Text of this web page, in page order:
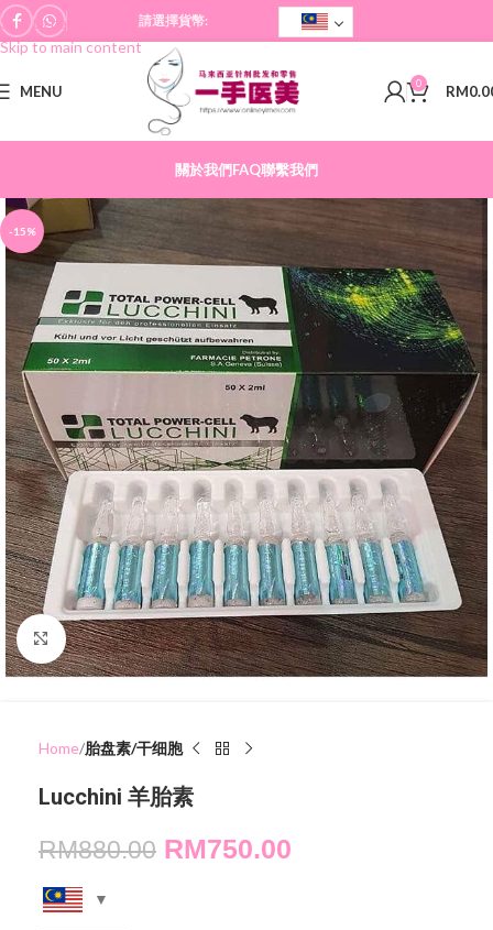
Skip to navigation
Skip to main content
請選擇貨幣:
MENU 0 RM
關於我們FAQ聯繫我們
-15%
Click to enlarge
Home 胎盘素/干细胞
Lucchini 羊胎素
RM880.00 RM750.00